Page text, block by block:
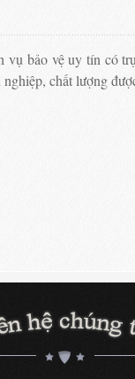
vụ bảo vệ uy tín có
nghiệp, chất lượng